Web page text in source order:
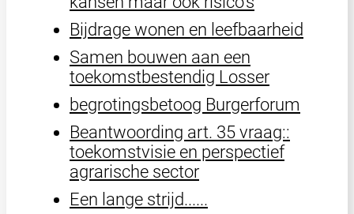
Bijdrage wonen en leefbaarheid
Samen bouwen aan een
toekomstbestendig Losser
begrotingsbetoog Burgerforum
Beantwoording art. 35 vraag::
toekomstvisie en perspectief
agrarische sector
Een lange strijd......